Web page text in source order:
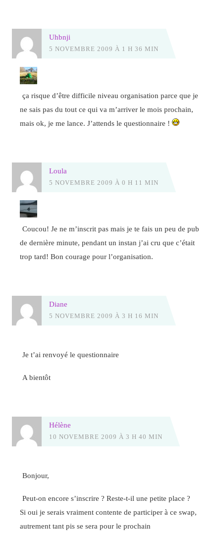
Uhbnji
5 NOVEMBRE 2009 À 1 H 36 MIN
ça risque d’être difficile niveau organisation parce que je
ne sais pas du tout ce qui va m’arriver le mois prochain,
mais ok, je me lance. J’attends le questionnaire !
Loula
5 NOVEMBRE 2009 À 0 H 11 MIN
Coucou! Je ne m’inscrit pas mais je te fais un peu de pub
de dernière minute, pendant un instan j’ai cru que c’était
trop tard! Bon courage pour l’organisation.
Diane
5 NOVEMBRE 2009 À 3 H 16 MIN
Je t’ai renvoyé le questionnaire
A bientôt
Hélène
10 NOVEMBRE 2009 À 3 H 40 MIN
Bonjour,
Peut-on encore s’inscrire ? Reste-t-il une petite place ?
Si oui je serais vraiment contente de participer à ce swap,
autrement tant pis se sera pour le prochain